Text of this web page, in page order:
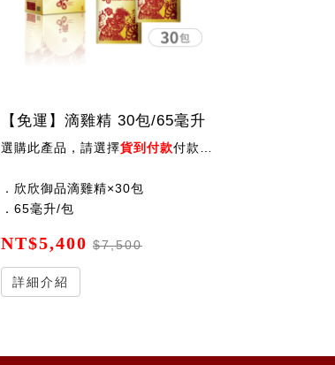
【免運】滴雞精 30包/65毫升
選購此產品，請選擇貨到付款付款方式，會手動扣除運費後出貨 ！
．欣欣御品滴雞精×30包
．65毫升/包
NT$5,400 $7,500
詳細介紹